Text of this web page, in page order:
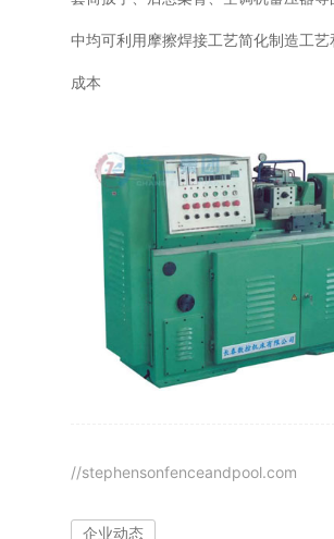
中均可利用摩擦焊接工艺简化制造工艺
成本
//stephensonfenceandpool.com
企业动态